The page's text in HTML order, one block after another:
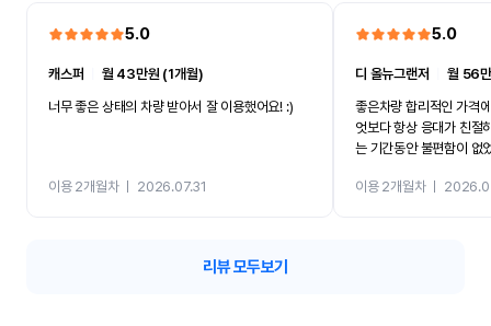
5.0
캐스퍼
월 43만원 (1개월)
너무 좋은 상태의 차량 받아서 잘 이용했어요! :)
이용 2개월차ㅣ 2026.07.31
5.0
디 올뉴그랜저 ㅣ월 56
좋은차량 합리적인 가격
엇보다 항상 응대가 친절
는 기간동안 불편함이 없
카 렌트 고민없이 강추합
이용 2개월차ㅣ
리뷰 모두보기